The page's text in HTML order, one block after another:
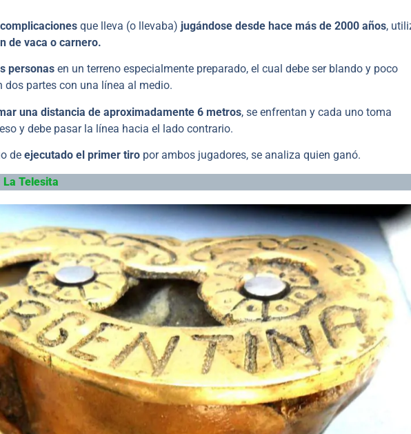
que lleva (o llevaba) jugándose desde hace más de 2000 años,
de vaca o carnero.
personas en un terreno especialmente preparado, el cual debe ser blando y poco
dos partes con una línea al medio.
una distancia de aproximadamente 6 metros, se enfrentan y cada uno toma
y debe pasar la línea hacia el lado contrario.
de ejecutado el primer tiro por ambos jugadores, se analiza quien ganó.
La Telesita